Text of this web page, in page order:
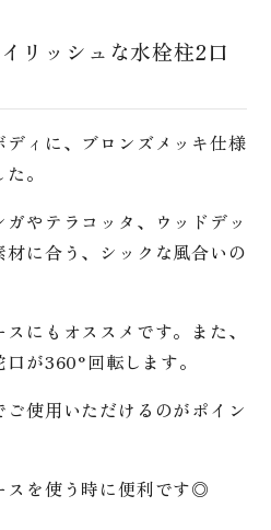
リッシュな水栓柱2口
ィに、ブロンズメッキ仕様
。
やテラコッタ、ウッドデッ
に合う、シックな風合いの
にもオススメです。また、
が360°回転します。
使用いただけるのがポイン
スを使う時に便利です◎